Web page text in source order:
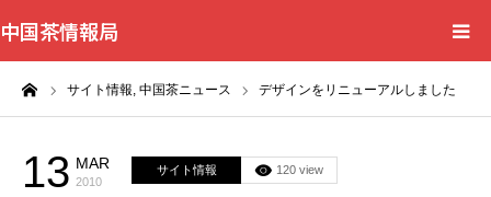
中国茶情報局
サイト情報, 中国茶ニュース デザインをリニューアルしました
13 MAR
2010
サイト情報 120 view
Home
News